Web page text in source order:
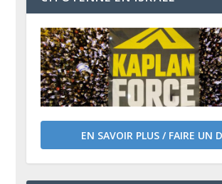
EN SAVOIR PLUS / FAIRE UN